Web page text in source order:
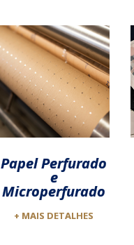
Papel Perfurado
e
Microperfurado
+ MAIS DETALHES